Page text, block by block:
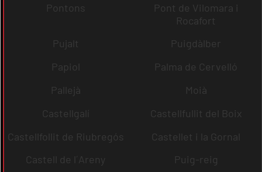
Pontons
Pont de Vilomara i
Rocafort
Pujalt
Puigdàlber
Papiol
Palma de Cervelló
Pallejà
Moià
Castellgalí
Castellfullit del Boix
Castellfollit de Riubregós
Castellet i la Gornal
Castell de l´Areny
Puig-reig